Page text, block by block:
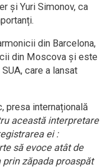
și Yuri Simonov, ca
din Barcelona,
din Moscova și este
care a lansat
presa internațională
această interpretare
ei :
să evoce atât de
zăpada proaspăt